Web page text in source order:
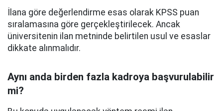
İlana göre değerlendirme esas olarak KPSS puan
sıralamasına göre gerçekleştirilecek. Ancak
üniversitenin ilan metninde belirtilen usul ve esaslar
dikkate alınmalıdır.
Aynı anda birden fazla kadroya başvurulabilir
mi?